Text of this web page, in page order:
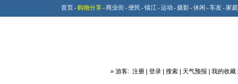
首页- 购物分享-商业街-便民 -镇江-运动 -摄影-休闲 -车友-家庭
» 游客: 注册 登录 搜索 天气预报 我的收藏